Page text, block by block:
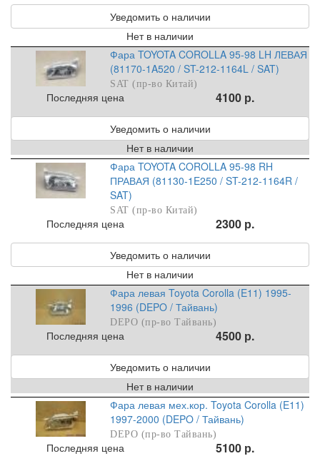
Уведомить о наличии
Нет в наличии
Фара TOYOTA COROLLA 95-98 LH ЛЕВАЯ
(81170-1A520 / ST-212-1164L / SAT)
SAT (пр-во Китай)
Последняя цена 4100 р.
Уведомить о наличии
Нет в наличии
Фара TOYOTA COROLLA 95-98 RH
ПРАВАЯ (81130-1E250 / ST-212-1164R /
SAT)
SAT (пр-во Китай)
Последняя цена 2300 р.
Уведомить о наличии
Нет в наличии
Фара левая Toyota Corolla (E11) 1995-
1996 (DEPO / Тайвань)
DEPO (пр-во Тайвань)
Последняя цена 4500 р.
Уведомить о наличии
Нет в наличии
Фара левая мех.кор. Toyota Corolla (E11)
1997-2000 (DEPO / Тайвань)
DEPO (пр-во Тайвань)
Последняя цена 5100 р.